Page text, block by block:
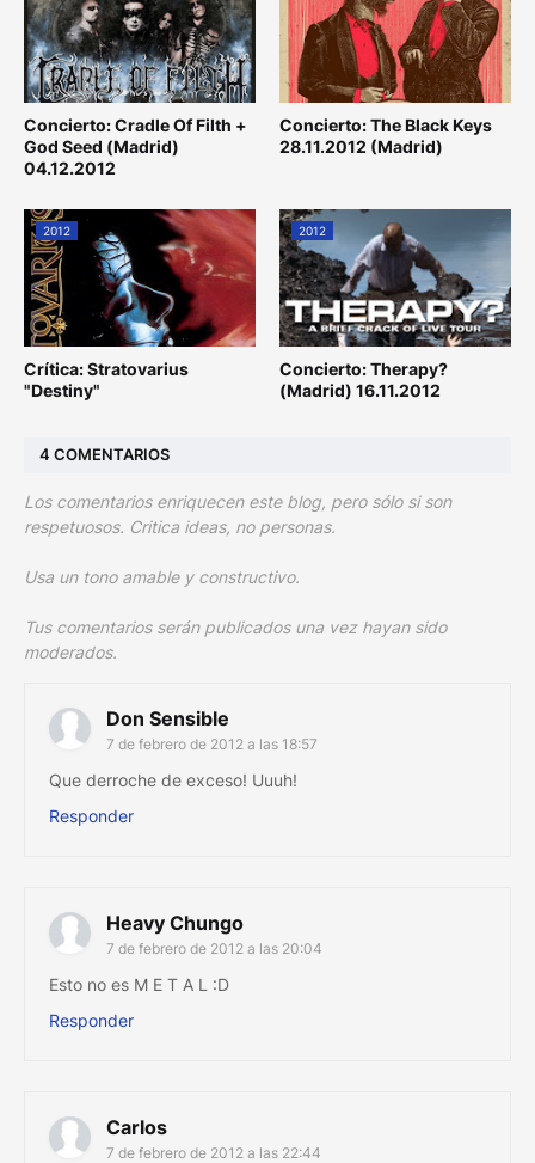
Concierto: Cradle Of Filth +
God Seed (Madrid)
04.12.2012
Concierto: The Black Keys
28.11.2012 (Madrid)
2012
Crítica: Stratovarius
"Destiny"
2012
Concierto: Therapy?
(Madrid) 16.11.2012
4 COMENTARIOS
Los comentarios enriquecen este blog, pero sólo si son
respetuosos. Critica ideas, no personas.
Usa un tono amable y constructivo.
Tus comentarios serán publicados una vez hayan sido
moderados.
Don Sensible
7 de febrero de 2012 a las 18:57
Que derroche de exceso! Uuuh!
Responder
Heavy Chungo
7 de febrero de 2012 a las 20:04
Esto no es M E T A L :D
Responder
Carlos
7 de febrero de 2012 a las 22:44